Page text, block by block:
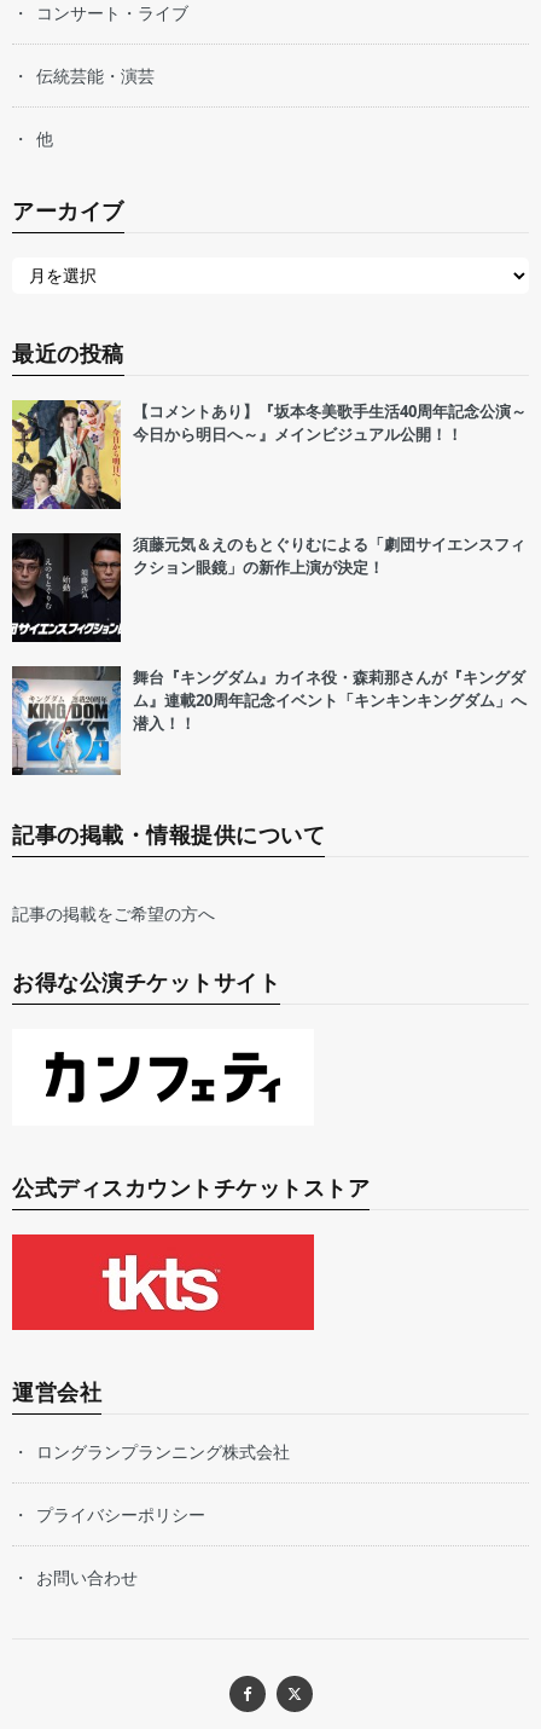
コンサート・ライブ
伝統芸能・演芸
他
アーカイブ
最近の投稿
【コメントあり】『坂本冬美歌手生活40周年記念公演～
今日から明日へ～』メインビジュアル公開！！
須藤元気＆えのもとぐりむによる「劇団サイエンスフィ
クション眼鏡」の新作上演が決定！
舞台『キングダム』カイネ役・森莉那さんが『キングダ
ム』連載20周年記念イベント「キンキンキングダム」へ
潜入！！
記事の掲載・情報提供について
記事の掲載をご希望の方へ
お得な公演チケットサイト
公式ディスカウントチケットストア
運営会社
ロングランプランニング株式会社
プライバシーポリシー
お問い合わせ